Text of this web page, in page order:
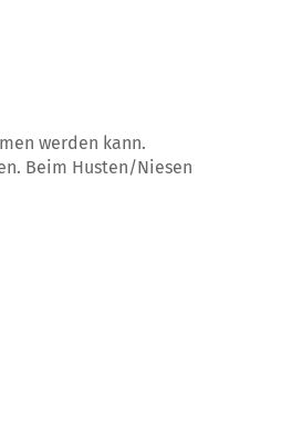
werden kann.
Beim Husten/Niesen